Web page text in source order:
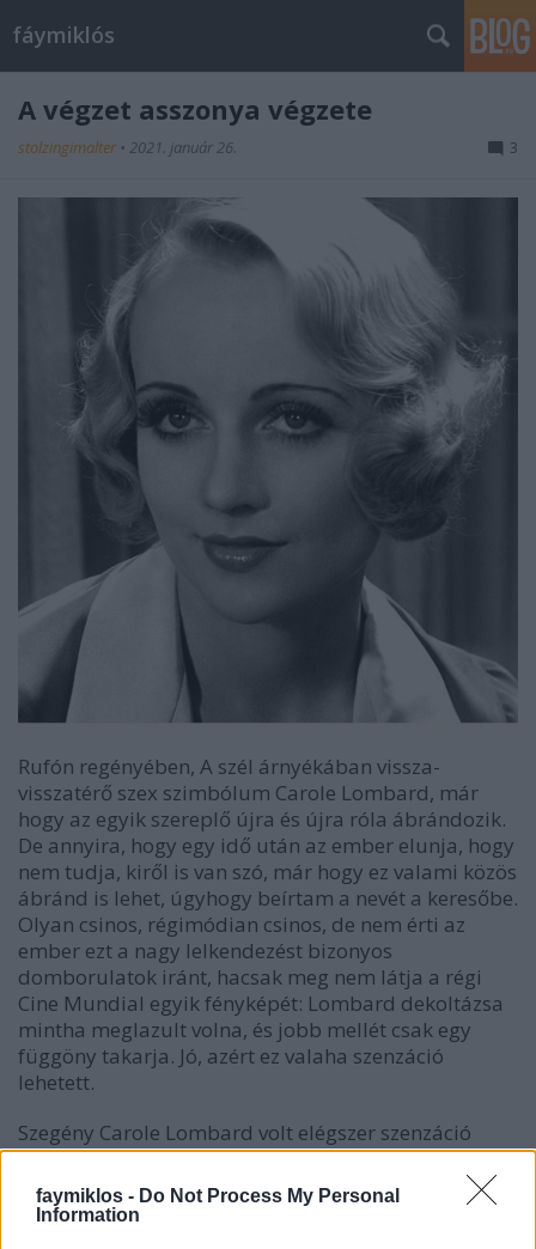
faymiklos - Do Not Process My Personal
Information
fáymiklós
A végzet asszonya végzete
stolzingimalter • 2021. január 26. 3
Rufón regényében, A szél árnyékában vissza-
visszatérő szex szimbólum Carole Lombard, már
hogy az egyik szereplő újra és újra róla ábrándozik.
De annyira, hogy egy idő után az ember elunja, hogy
nem tudja, kiről is van szó, már hogy ez valami közös
ábránd is lehet, úgyhogy beírtam a nevét a keresőbe.
Olyan csinos, régimódian csinos, de nem érti az
ember ezt a nagy lelkendezést bizonyos
domborulatok iránt, hacsak meg nem látja a régi
Cine Mundial egyik fényképét: Lombard dekoltázsa
mintha meglazult volna, és jobb mellét csak egy
függöny takarja. Jó, azért ez valaha szenzáció
lehetett.
Szegény Carole Lombard volt elégszer szenzáció
életében és halálában is. Három év vadházasság
után megszűntek vadnak lenni Clark Gable-lel
összeházasodtak, de ahogy egy ilyen bajszos